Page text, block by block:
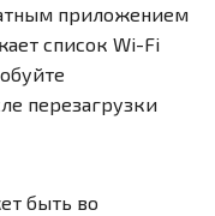
приложением
список Wi-Fi
перезагрузки
быть во